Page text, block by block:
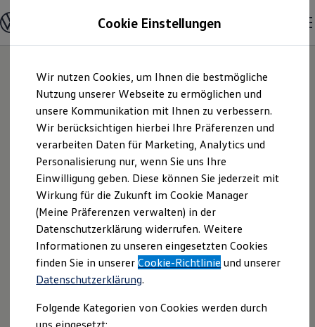
Hauptinhalt
springen
Footer
springen
Modelle & Konfigurator
Nutzfahrzeugkategorien entdecken
Modelle konfigurieren
Vorgängermodelle und Oldtimer
Vorgängermodelle
Oldtimer
Bulli Historie
Branchenlösungen & Gewerbekunden
Umbaulösungen und Hersteller finden
Auf- und Umbauten entdecken & konfigurieren
Groß- und Sonderkunden
Großkunden
Kommunen & Behörden
Journalisten
Sportvereine
Branchenlösungen
Bau & Handwerk
Gewerbliche Personenbeförderung
Service & mobile Werkstätten
Kurier, Logistik & Handel
Feuerwehr
Rettungsdienste
Autohaus Reckziegel
GmbH | Impressum
& Rechtliches
Hier finden Sie Informationen über die
Autohaus Reckziegel GmbH als
verantwortliche Anbieterin von Inhalten
und Angeboten, die auf dieser Webseite
speziell aufgeführt sind.
Cookie Einstellungen
Wir nutzen Cookies, um Ihnen die bestmögliche
Nutzung unserer Webseite zu ermöglichen und
unsere Kommunikation mit Ihnen zu verbessern.
Wir berücksichtigen hierbei Ihre Präferenzen und
verarbeiten Daten für Marketing, Analytics und
Personalisierung nur, wenn Sie uns Ihre
Einwilligung geben. Diese können Sie jederzeit mit
Wirkung für die Zukunft im Cookie Manager
(Meine Präferenzen verwalten) in der
Datenschutzerklärung widerrufen. Weitere
Informationen zu unseren eingesetzten Cookies
finden Sie in unsererCookie-Richtlinie und unserer
Datenschutzerklärung.
Folgende Kategorien von Cookies werden durch
uns eingesetzt: